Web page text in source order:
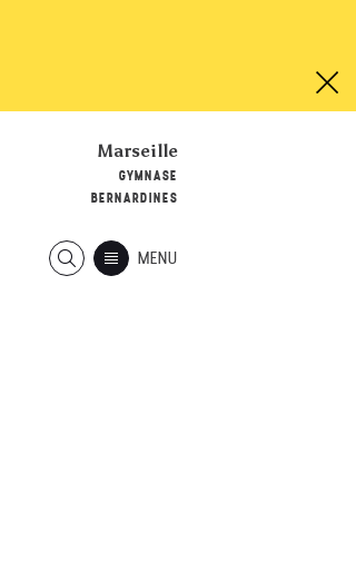
Marseille
GYMNASE
BERNARDINES
MENU